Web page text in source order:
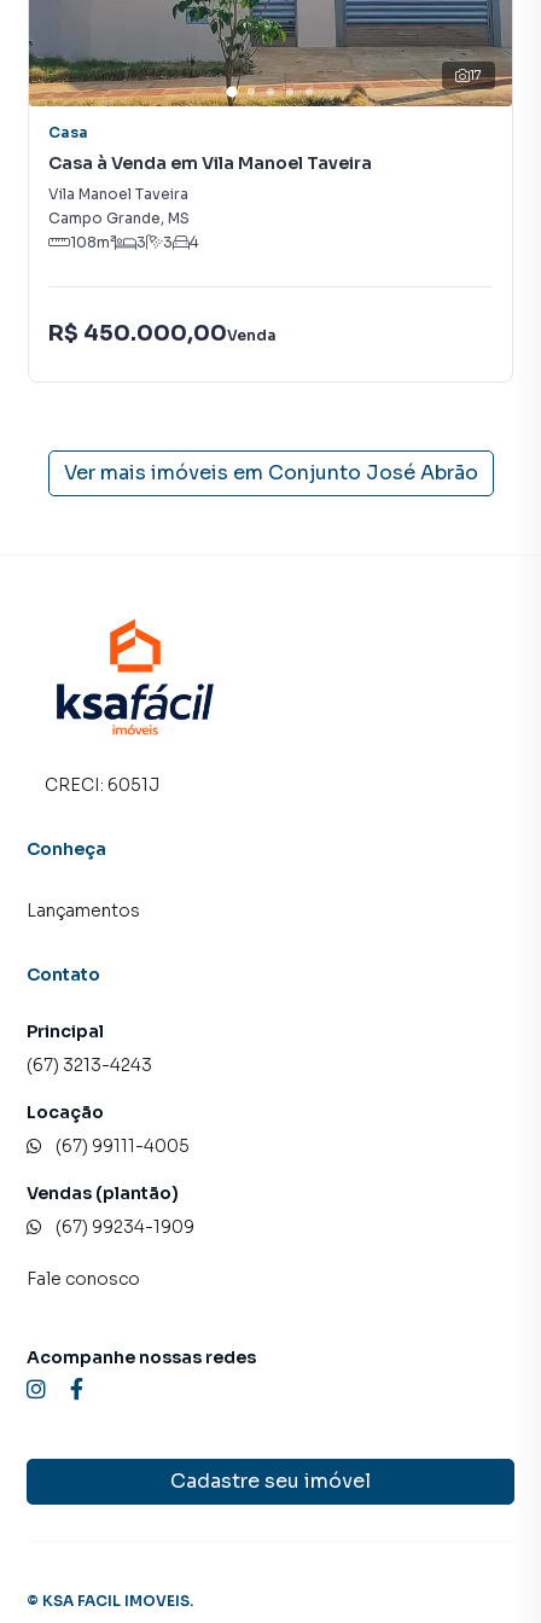
tendo como consequência uma maior chance de vender ou
alugar seu imóvel mais rápido. Contamos também com um
time de programadores, corretores treinados e uma
central de atendimento preparada para atender
17
Casa
Casa à Venda em Vila Manoel Taveira
Vila Manoel Taveira
Campo Grande, MS
108m² 3 3 4
R$ 450.000,00Venda
Ver mais imóveis em Conjunto José Abrão
CRECI: 6051J
Conheça
Lançamentos
Contato
Principal
(67) 3213-4243
Locação
(67) 99111-4005
Vendas (plantão)
(67) 99234-1909
Fale conosco
Cadastre seu imóvel
Acompanhe nossas redes
© KSA FACIL IMOVEIS.